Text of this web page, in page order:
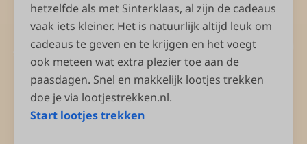
hetzelfde als met Sinterklaas, al zijn de cadeaus
vaak iets kleiner. Het is natuurlijk altijd leuk om
cadeaus te geven en te krijgen en het voegt
ook meteen wat extra plezier toe aan de
paasdagen. Snel en makkelijk lootjes trekken
doe je via lootjestrekken.nl.
Start lootjes trekken